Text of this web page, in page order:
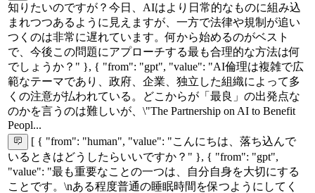
知りたいのですが？今日、AIはより日常的なものに組み込
まれつつあるように見えますが、一方で法律や規制が追い
つくのは非常に遅れています。何から始めるのがベスト
で、今後この問題にアプローチする最も合理的な方法は何
でしょうか？" }, { "from": "gpt", "value": "AI倫理は複雑で広
範なテーマであり、政府、企業、独立した組織によって多
くの注意が払われている。どこからが「最良」の出発点な
のかを言うのは難しいが、\"The Partnership on AI to Benefit
Peopl...
[ { "from": "human", "value": "こんにちは、落ち込んで
いるときはどうしたらいいですか？" }, { "from": "gpt",
"value": "最も重要なことの一つは、自分自身を大切にする
ことです。\nある程度普通の睡眠時間を保つようにしてく